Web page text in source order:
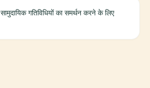
गतिविधियों का समर्थन करने के लिए